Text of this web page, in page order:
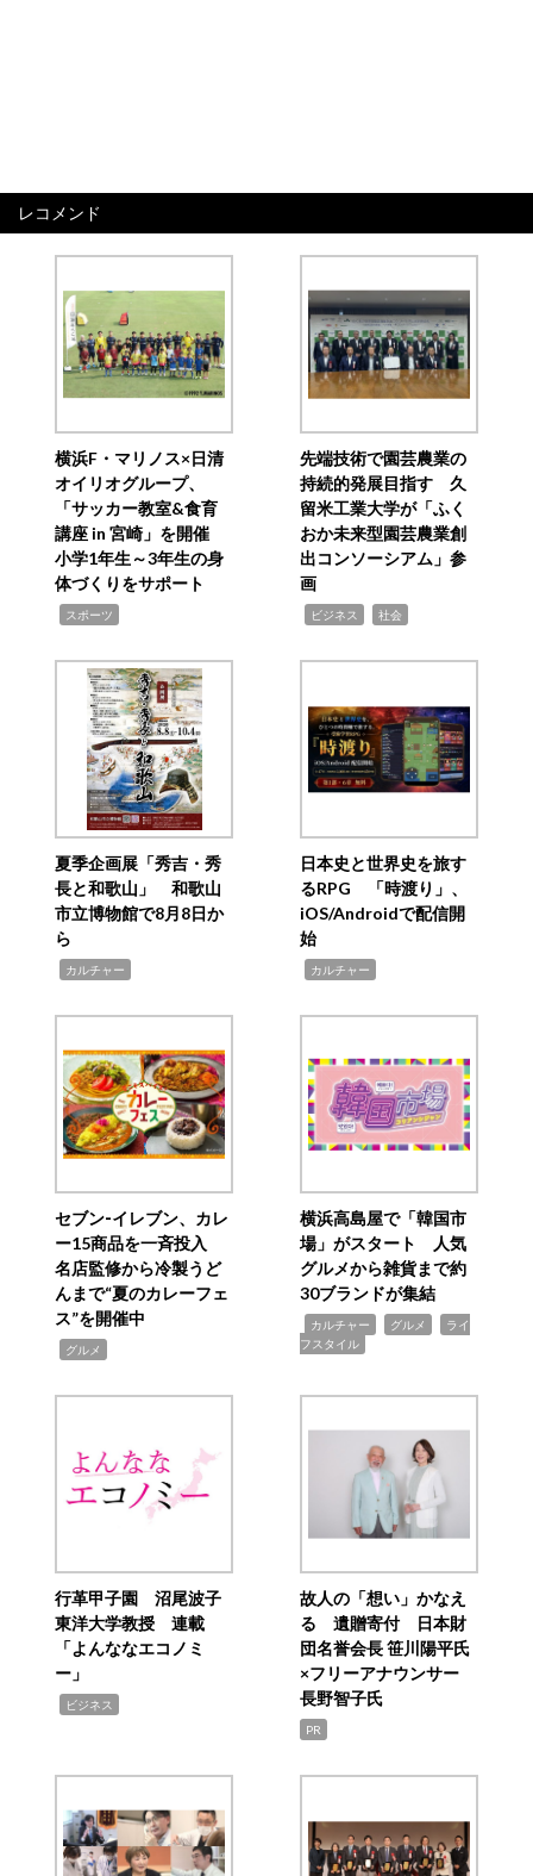
レコメンド
横浜F・マリノス×日清
オイリオグループ、
「サッカー教室&食育
講座 in 宮崎」を開催
小学1年生～3年生の身
体づくりをサポート
スポーツ
先端技術で園芸農業の
持続的発展目指す 久
留米工業大学が「ふく
おか未来型園芸農業創
出コンソーシアム」参
画
ビジネス 社会
夏季企画展「秀吉・秀
長と和歌山」 和歌山
市立博物館で8月8日か
ら
カルチャー
日本史と世界史を旅す
るRPG 「時渡り」、
iOS/Androidで配信開
始
カルチャー
セブン‐イレブン、カレ
ー15商品を一斉投入
名店監修から冷製うど
んまで“夏のカレーフェ
ス”を開催中
グルメ
横浜高島屋で「韓国市
場」がスタート 人気
グルメから雑貨まで約
30ブランドが集結
カルチャー グルメ
ライ
フスタイル
行革甲子園 沼尾波子
東洋大学教授 連載
「よんななエコノミ
ー」
ビジネス
故人の「想い」かなえ
る 遺贈寄付 日本財
団名誉会長 笹川陽平氏
×フリーアナウンサー
長野智子氏
PR